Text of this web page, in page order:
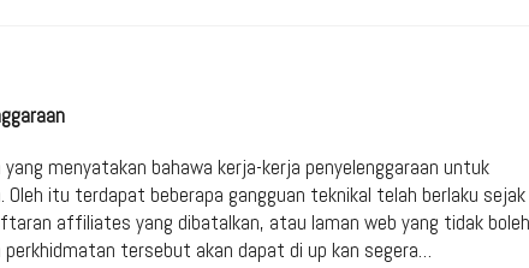
menyatakan bahawa kerja-kerja penyelenggaraan untuk
itu terdapat beberapa gangguan teknikal telah berlaku sejak
affiliates yang dibatalkan, atau laman web yang tidak boleh
tersebut akan dapat di up kan segera…